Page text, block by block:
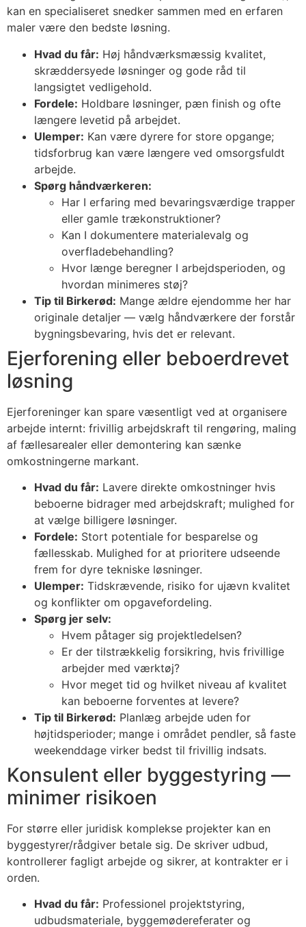
kan en specialiseret snedker sammen med en erfaren
maler være den bedste løsning.
Hvad du får: Høj håndværksmæssig kvalitet,
skræddersyede løsninger og gode råd til
langsigtet vedligehold.
Fordele: Holdbare løsninger, pæn finish og ofte
længere levetid på arbejdet.
Ulemper: Kan være dyrere for store opgange;
tidsforbrug kan være længere ved omsorgsfuldt
arbejde.
Spørg håndværkeren:
Har I erfaring med bevaringsværdige trapper
eller gamle trækonstruktioner?
Kan I dokumentere materialevalg og
overfladebehandling?
Hvor længe beregner I arbejdsperioden, og
hvordan minimeres støj?
Tip til Birkerød: Mange ældre ejendomme her har
originale detaljer — vælg håndværkere der forstår
bygningsbevaring, hvis det er relevant.
Ejerforening eller beboerdrevet
løsning
Ejerforeninger kan spare væsentligt ved at organisere
arbejde internt: frivillig arbejdskraft til rengøring, maling
af fællesarealer eller demontering kan sænke
omkostningerne markant.
Hvad du får: Lavere direkte omkostninger hvis
beboerne bidrager med arbejdskraft; mulighed for
at vælge billigere løsninger.
Fordele: Stort potentiale for besparelse og
fællesskab. Mulighed for at prioritere udseende
frem for dyre tekniske løsninger.
Ulemper: Tidskrævende, risiko for ujævn kvalitet
og konflikter om opgavefordeling.
Spørg jer selv:
Hvem påtager sig projektledelsen?
Er der tilstrækkelig forsikring, hvis frivillige
arbejder med værktøj?
Hvor meget tid og hvilket niveau af kvalitet
kan beboerne forventes at levere?
Tip til Birkerød: Planlæg arbejde uden for
højtidsperioder; mange i området pendler, så faste
weekenddage virker bedst til frivillig indsats.
Konsulent eller byggestyring —
minimer risikoen
For større eller juridisk komplekse projekter kan en
byggestyrer/rådgiver betale sig. De skriver udbud,
kontrollerer fagligt arbejde og sikrer, at kontrakter er i
orden.
Hvad du får: Professionel projektstyring,
udbudsmateriale, byggemødereferater og